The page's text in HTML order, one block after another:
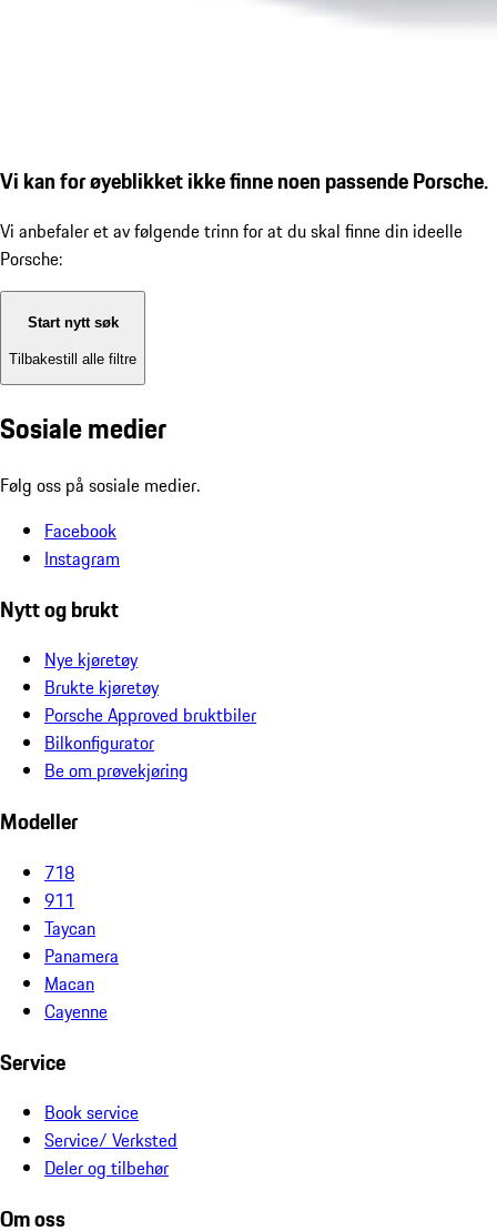
Vi kan for øyeblikket ikke finne noen passende Porsche.
Vi anbefaler et av følgende trinn for at du skal finne din ideelle
Porsche:
Start nytt søk
Tilbakestill alle filtre
Sosiale medier
Følg oss på sosiale medier.
Facebook
Instagram
Nytt og brukt
Nye kjøretøy
Brukte kjøretøy
Porsche Approved bruktbiler
Bilkonfigurator
Be om prøvekjøring
Modeller
718
911
Taycan
Panamera
Macan
Cayenne
Service
Book service
Service/ Verksted
Deler og tilbehør
Om oss